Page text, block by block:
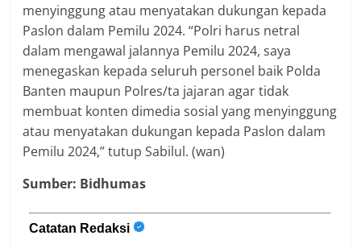
menyinggung atau menyatakan dukungan kepada
Paslon dalam Pemilu 2024. “Polri harus netral
dalam mengawal jalannya Pemilu 2024, saya
menegaskan kepada seluruh personel baik Polda
Banten maupun Polres/ta jajaran agar tidak
membuat konten dimedia sosial yang menyinggung
atau menyatakan dukungan kepada Paslon dalam
Pemilu 2024,” tutup Sabilul. (wan)
Sumber: Bidhumas